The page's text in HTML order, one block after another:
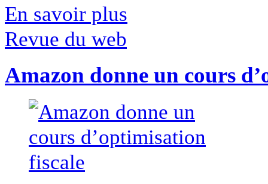
En savoir plus
Revue du web
Amazon donne un cours